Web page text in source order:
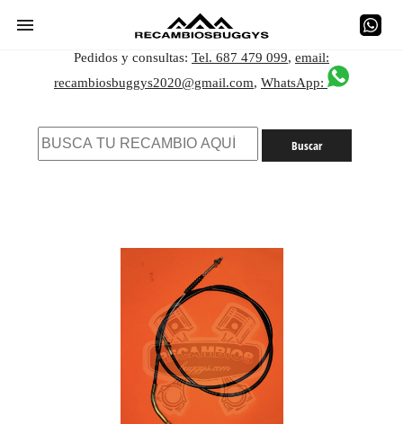
Pedidos y consultas: Tel. 687 479 099, email:
recambiosbuggys2020@gmail.com, WhatsApp: